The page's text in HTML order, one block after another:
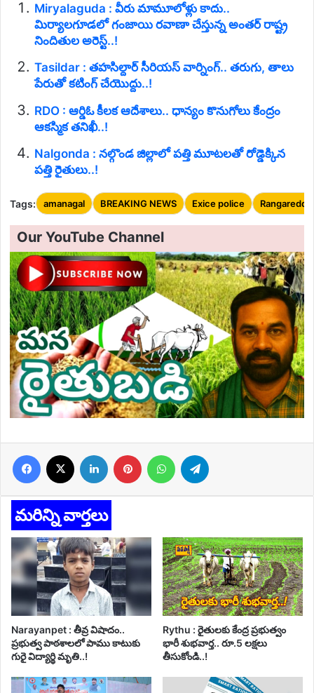
Miryalaguda : వీరు మామూలోళ్లు కాదు..
మిర్యాలగూడలో గంజాయి రవాణా చేస్తున్న అంతర్ రాష్ట్ర
నిందితుల అరెస్ట్..!
Tasildar : తహసిల్దార్ సీరియస్ వార్నింగ్.. తరుగు, తాలు
పేరుతో కటింగ్ చేయొద్దు..!
RDO : ఆర్డిఓ కీలక ఆదేశాలు.. ధాన్యం కొనుగోలు కేంద్రం
ఆకస్మిక తనిఖీ..!
Nalgonda : నల్గొండ జిల్లాలో పత్తి మూటలతో రోడ్డెక్కిన
పత్తి రైతులు..!
Tags: amanagal BREAKING NEWS Exice police
Our YouTube Channel
Facebook LinkedIn Pinterest WhatsApp
మరిన్ని వార్తలు
Narayanpet : తీవ్ర విషాదం..
ప్రభుత్వ పాఠశాలలో పాము కాటుకు
గురై విద్యార్థి మృతి..!
Rythu : రైతులకు కేంద్ర ప్రభుత్వం
భారీ శుభవార్త.. రూ.5 లక్షలు
తీసుకోండి..!